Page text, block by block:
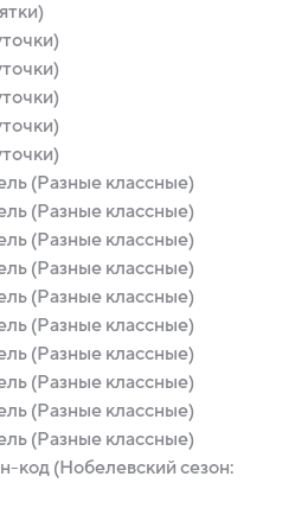
(Разные классные)
(Разные классные)
(Разные классные)
(Разные классные)
(Разные классные)
(Разные классные)
(Разные классные)
(Разные классные)
(Разные классные)
(Разные классные)
код (Нобелевский сезон: